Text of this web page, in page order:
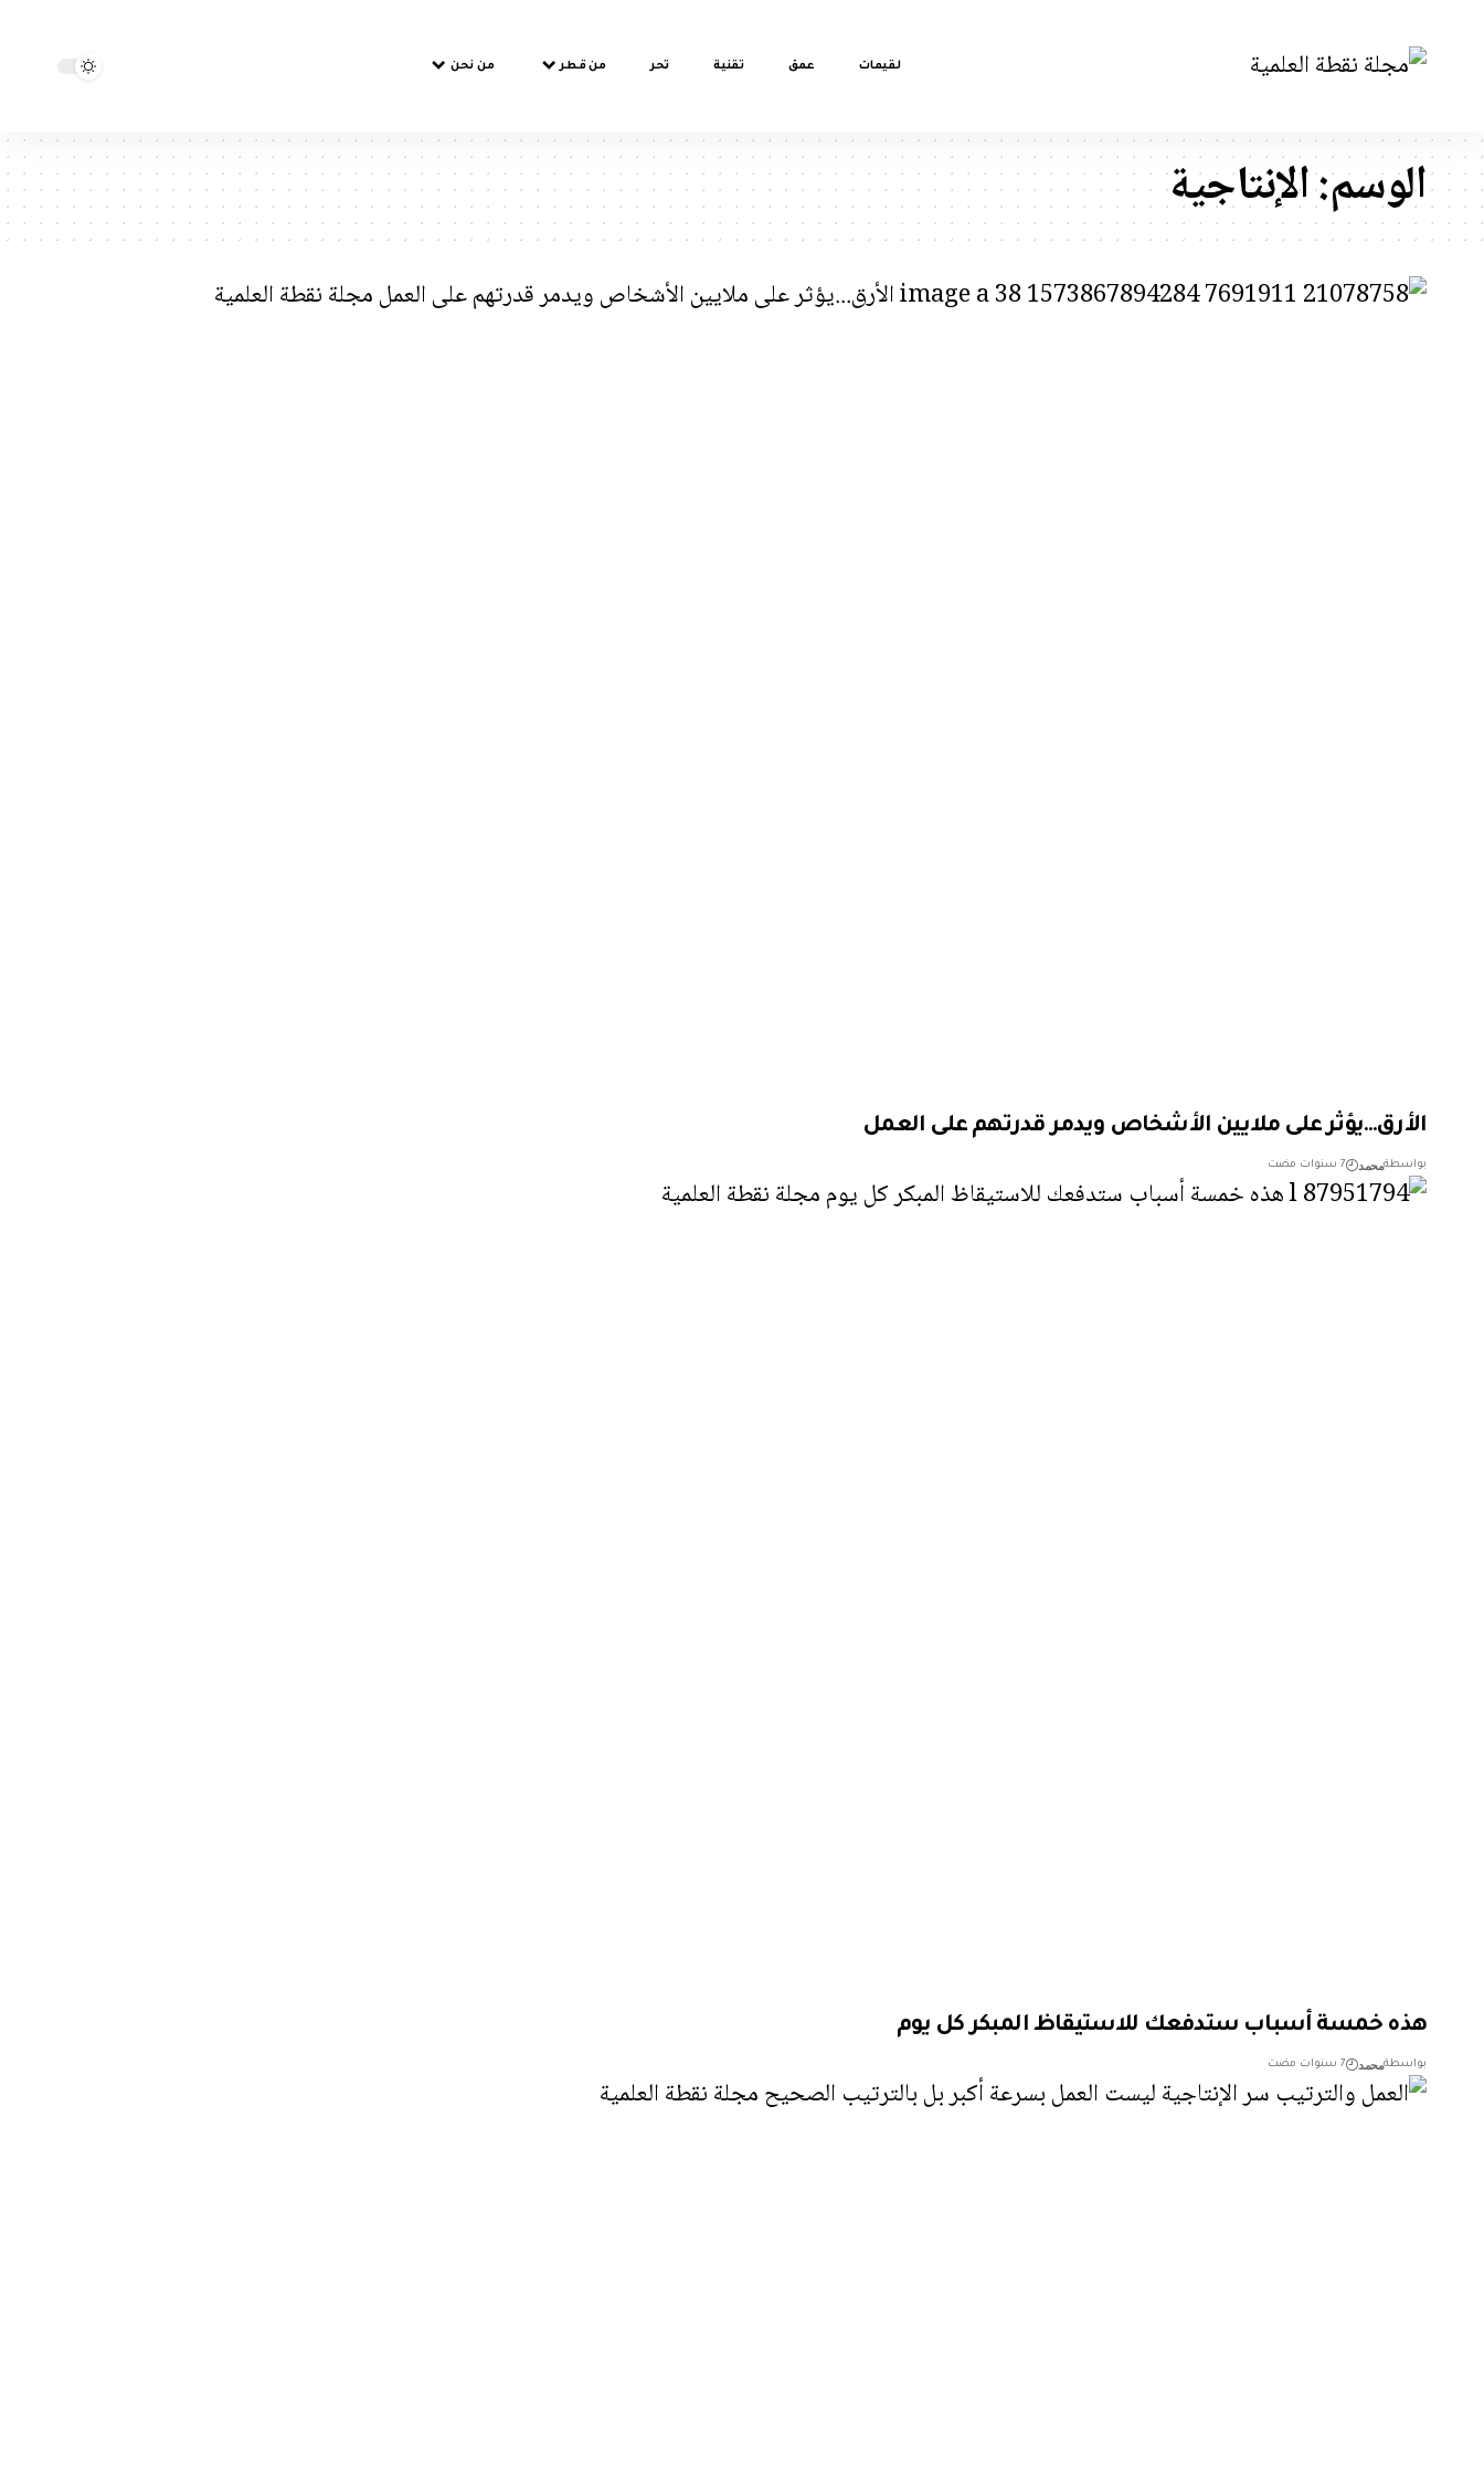
لقيمات عمق تقنية تحر من قطر من نحن
الوسم:الإنتاجية
الأرق…يؤثر على ملايين الأشخاص ويدمر قدرتهم على العمل
بواسطةمحمد 7 سنوات مضت
هذه خمسة أسباب ستدفعك للاستيقاظ المبكر كل يوم
بواسطةمحمد 7 سنوات مضت